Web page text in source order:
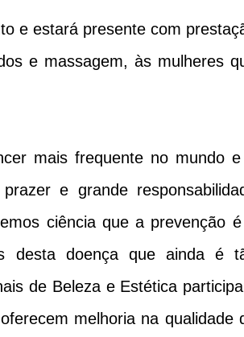
e estará presente com
e massagem, às mulheres
mais frequente no mundo
e grande
ciência que a prevenção
desta doença que ainda é
de Beleza e Estética
melhoria na qualidade